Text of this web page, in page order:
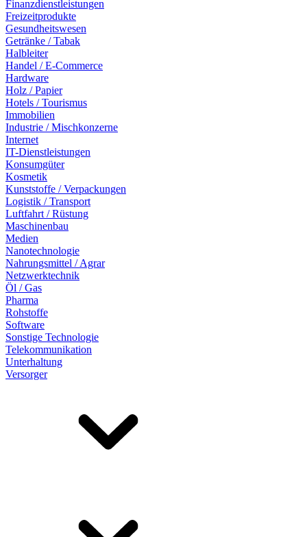
Finanzdienstleistungen
Freizeitprodukte
Gesundheitswesen
Getränke / Tabak
Halbleiter
Handel / E-Commerce
Hardware
Holz / Papier
Hotels / Tourismus
Immobilien
Industrie / Mischkonzerne
Internet
IT-Dienstleistungen
Konsumgüter
Kosmetik
Kunststoffe / Verpackungen
Logistik / Transport
Luftfahrt / Rüstung
Maschinenbau
Medien
Nanotechnologie
Nahrungsmittel / Agrar
Netzwerktechnik
Öl / Gas
Pharma
Rohstoffe
Software
Sonstige Technologie
Telekommunikation
Unterhaltung
Versorger